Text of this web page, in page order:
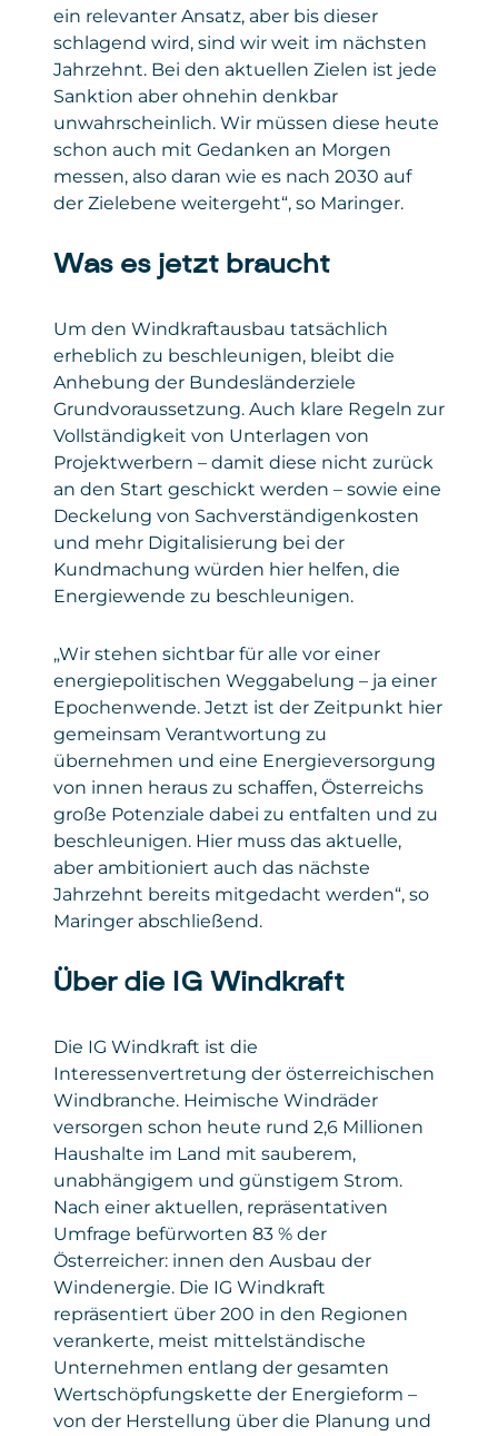
ein relevanter Ansatz, aber bis dieser
schlagend wird, sind wir weit im nächsten
Jahrzehnt. Bei den aktuellen Zielen ist jede
Sanktion aber ohnehin denkbar
unwahrscheinlich. Wir müssen diese heute
schon auch mit Gedanken an Morgen
messen, also daran wie es nach 2030 auf
der Zielebene weitergeht“, so Maringer.
Was es jetzt braucht
Um den Windkraftausbau tatsächlich
erheblich zu beschleunigen, bleibt die
Anhebung der Bundesländerziele
Grundvoraussetzung. Auch klare Regeln zur
Vollständigkeit von Unterlagen von
Projektwerbern – damit diese nicht zurück
an den Start geschickt werden – sowie eine
Deckelung von Sachverständigenkosten
und mehr Digitalisierung bei der
Kundmachung würden hier helfen, die
Energiewende zu beschleunigen.
„Wir stehen sichtbar für alle vor einer
energiepolitischen Weggabelung – ja einer
Epochenwende. Jetzt ist der Zeitpunkt hier
gemeinsam Verantwortung zu
übernehmen und eine Energieversorgung
von innen heraus zu schaffen, Österreichs
große Potenziale dabei zu entfalten und zu
beschleunigen. Hier muss das aktuelle,
aber ambitioniert auch das nächste
Jahrzehnt bereits mitgedacht werden“, so
Maringer abschließend.
Über die IG Windkraft
Die IG Windkraft ist die
Interessenvertretung der österreichischen
Windbranche. Heimische Windräder
versorgen schon heute rund 2,6 Millionen
Haushalte im Land mit sauberem,
unabhängigem und günstigem Strom.
Nach einer aktuellen, repräsentativen
Umfrage befürworten 83 % der
Österreicher: innen den Ausbau der
Windenergie. Die IG Windkraft
repräsentiert über 200 in den Regionen
verankerte, meist mittelständische
Unternehmen entlang der gesamten
Wertschöpfungskette der Energieform –
von der Herstellung über die Planung und
Gesetzt
von
Google Ireland Limited
Privacy
Policy
policies.google.com/privacy
korrekt zu erfassen und Auswertungen zu
ermöglichen. Die Einbindung dient
ausschließlich der reibungslosen Anmeldung
zu unseren Seminaren und sonstigen
Angeboten.
Daten: personenbezogene und technische
Daten
Gesetzt von: Microsoft Corporation
Privacy Policy
https://www.microsoft.com/de-